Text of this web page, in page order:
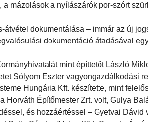
a mázolások a nyílászárók por-szórt
átvétel dokumentálása – immár az új
dokumentáció átadásával
mint építtetőt László
Sólyom Eszter vagyongazdálkodási
Hungária Kft. készítette, mint
Horváth Építőmester Zrt. volt, Gulya
és hozzáértéssel – Gyetvai Dávid